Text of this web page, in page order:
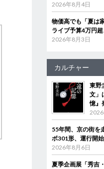
2026年8月4日
物価高でも「夏は
ライブ予算4万円
2026年8月3日
カルチャー
東野
文」
憶』
55年間、京の街
ボ301形、運行開
2026年8月6日
夏季企画展「秀吉